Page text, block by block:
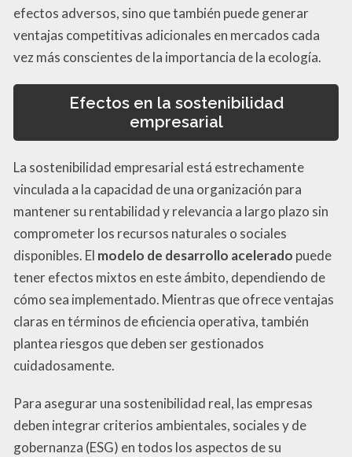
efectos adversos, sino que también puede generar
ventajas competitivas adicionales en mercados cada
vez más conscientes de la importancia de la ecología.
Efectos en la sostenibilidad
empresarial
La sostenibilidad empresarial está estrechamente
vinculada a la capacidad de una organización para
mantener su rentabilidad y relevancia a largo plazo sin
comprometer los recursos naturales o sociales
disponibles. El modelo de desarrollo acelerado puede
tener efectos mixtos en este ámbito, dependiendo de
cómo sea implementado. Mientras que ofrece ventajas
claras en términos de eficiencia operativa, también
plantea riesgos que deben ser gestionados
cuidadosamente.
Para asegurar una sostenibilidad real, las empresas
deben integrar criterios ambientales, sociales y de
gobernanza (ESG) en todos los aspectos de su